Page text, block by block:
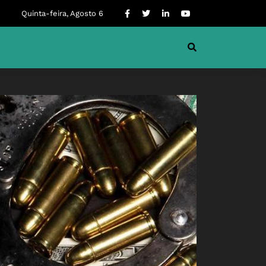
Quinta-feira, Agosto 6